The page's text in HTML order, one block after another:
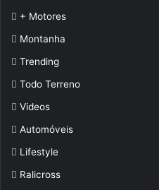
+ Motores
Montanha
Trending
Todo Terreno
Videos
Automóveis
Lifestyle
Ralicross